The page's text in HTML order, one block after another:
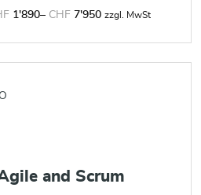
provided with an
for the team, and
the included
1'890– CHF 7'950 zzgl. MwSt
and Scrum